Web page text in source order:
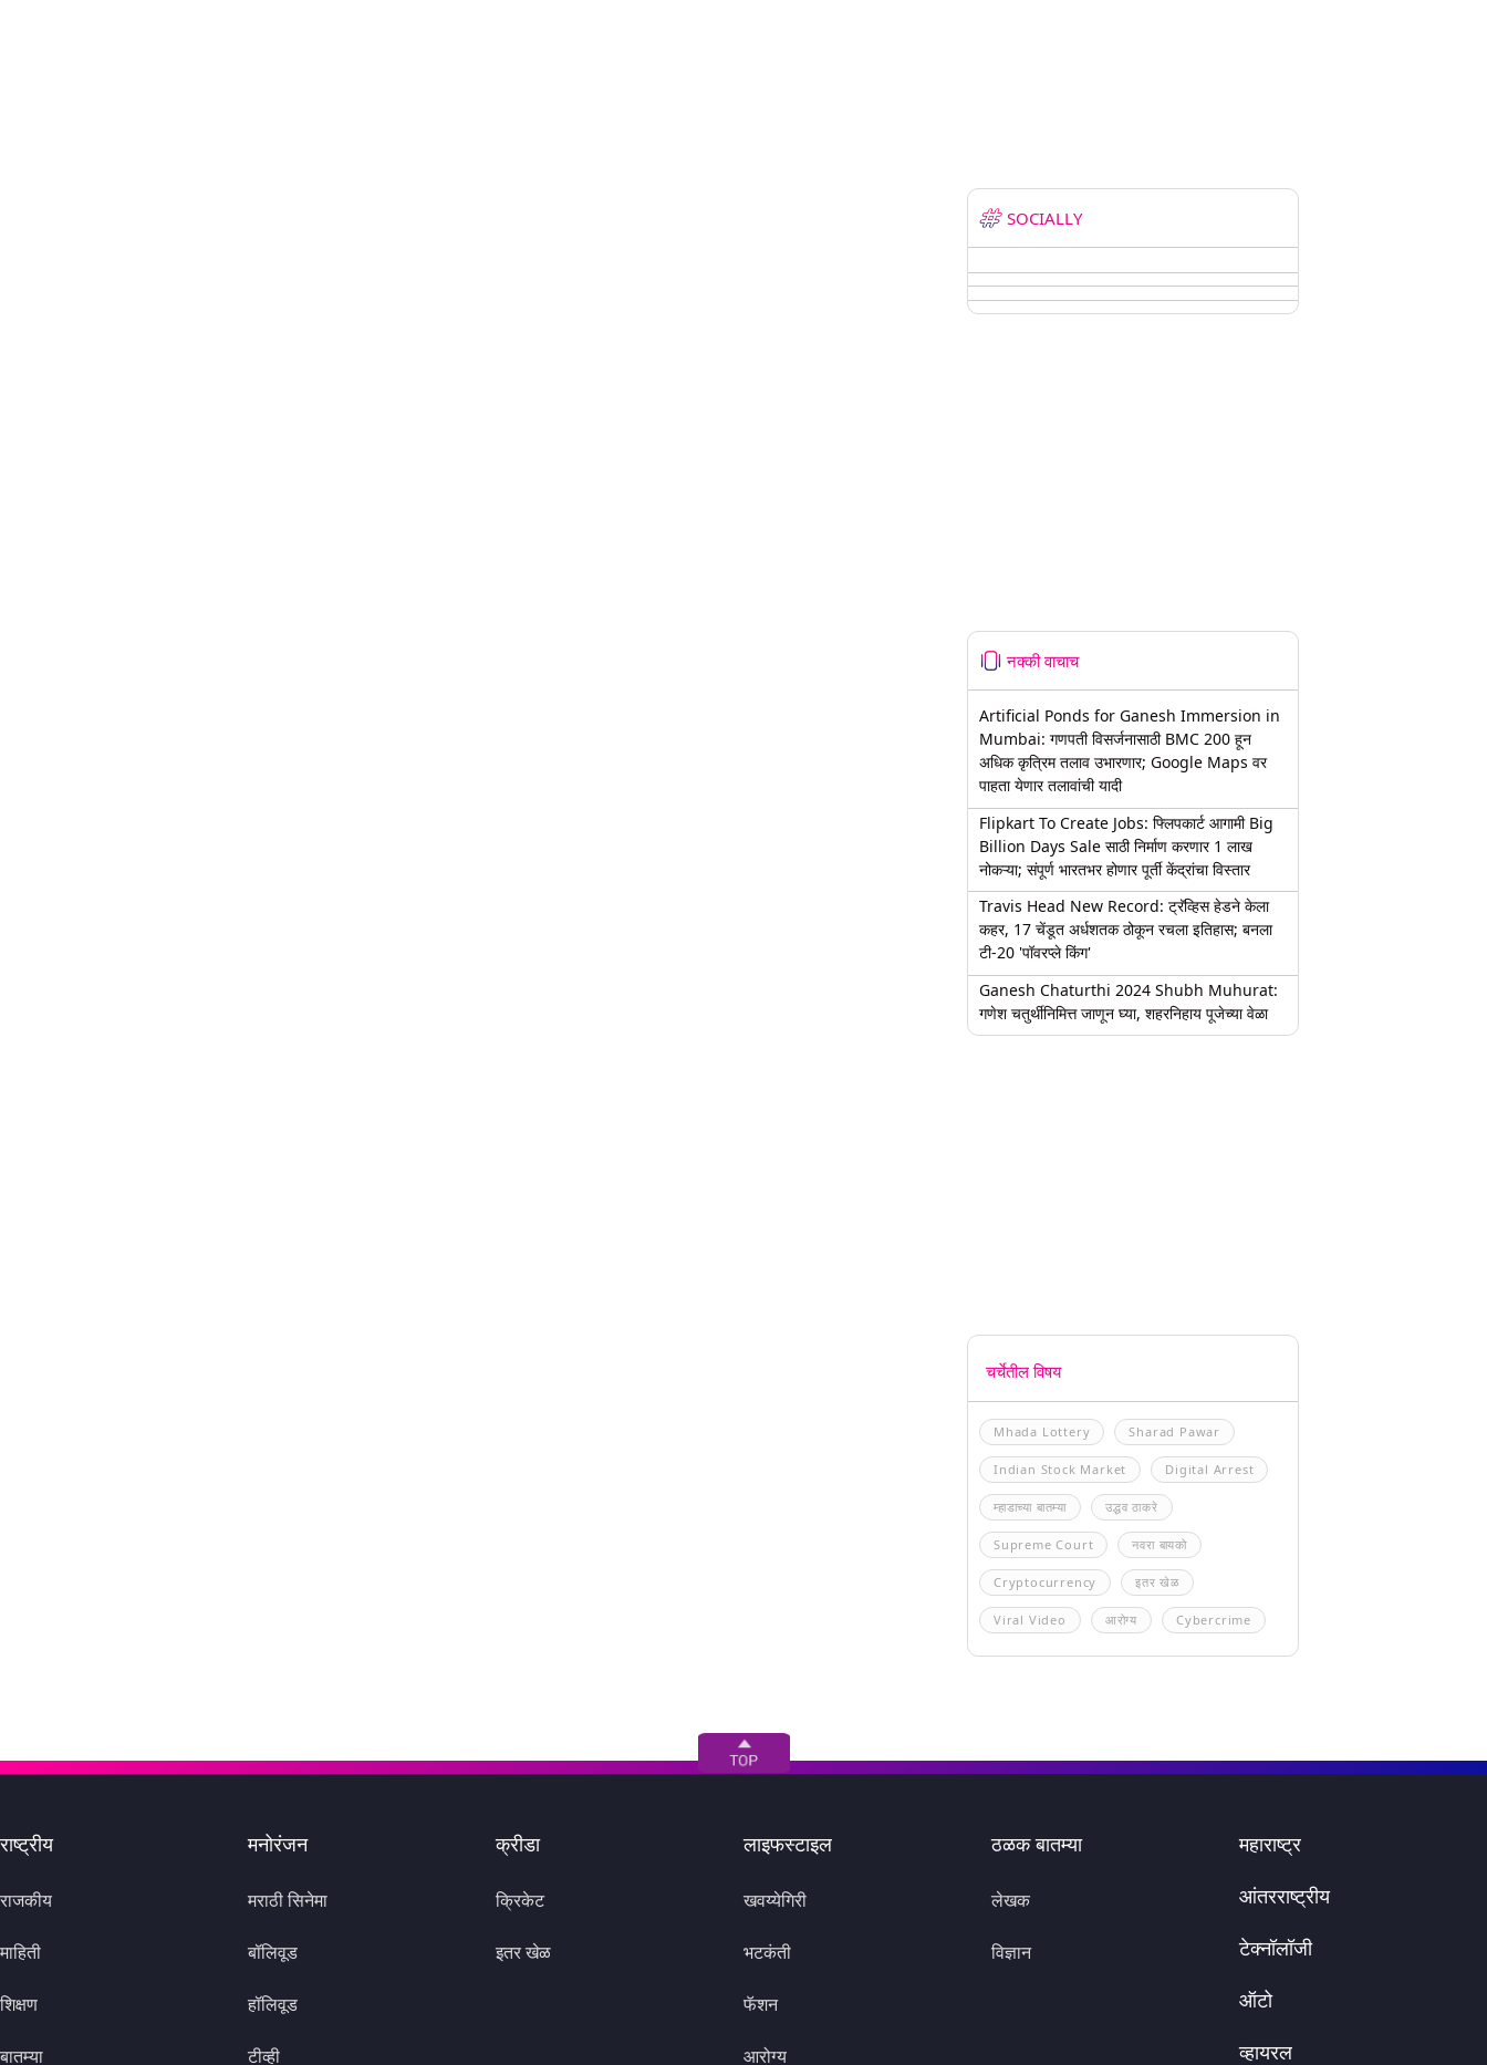
SOCIALLY
नक्की वाचाच
Artificial Ponds for Ganesh Immersion in
Mumbai: गणपती विसर्जनासाठी BMC 200 हून
अधिक कृत्रिम तलाव उभारणार; Google Maps वर
पाहता येणार तलावांची यादी
Flipkart To Create Jobs: फ्लिपकार्ट आगामी Big
Billion Days Sale साठी निर्माण करणार 1 लाख
नोकऱ्या; संपूर्ण भारतभर होणार पूर्ती केंद्रांचा विस्तार
Travis Head New Record: ट्रॅव्हिस हेडने केला
कहर, 17 चेंडूत अर्धशतक ठोकून रचला इतिहास; बनला
टी-20 'पॉवरप्ले किंग'
Ganesh Chaturthi 2024 Shubh Muhurat:
गणेश चतुर्थीनिमित्त जाणून घ्या, शहरनिहाय पूजेच्या वेळा
चर्चेतील विषय
Mhada Lottery Sharad Pawar
Indian Stock Market Digital Arrest
म्हाडाच्या बातम्या उद्धव ठाकरे
Supreme Court नवरा बायको
Cryptocurrency इतर खेळ
Viral Video आरोग्य Cybercrime
राष्ट्रीय
राजकीय
माहिती
शिक्षण
बातम्या
मनोरंजन
मराठी सिनेमा
बॉलिवूड
हॉलिवूड
टीव्ही
क्रीडा
क्रिकेट
इतर खेळ
लाइफस्टाइल
खवय्येगिरी
भटकंती
फॅशन
आरोग्य
ठळक बातम्या
लेखक
विज्ञान
महाराष्ट्र
आंतरराष्ट्रीय
टेक्नॉलॉजी
ऑटो
व्हायरल